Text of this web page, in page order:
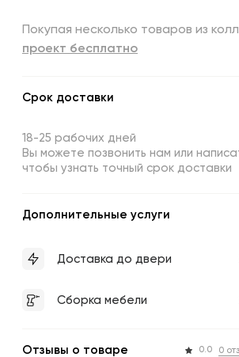
Покупая несколько товаров из
проект бесплатно
Срок доставки
18-25 рабочих дней
Вы можете позвонить нам или
чтобы узнать точный срок доставки
Дополнительные услуги
Доставка до двери
Сборка мебели
Отзывы о товаре 0.0 0